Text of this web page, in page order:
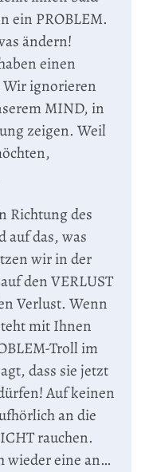
ein PROBLEM.
ändern!
einen
ignorieren
MIND, in
zeigen. Weil
Richtung des
auf das, was
wir in der
den VERLUST
Verlust. Wenn
mit Ihnen
Troll im
dass sie jetzt
Auf keinen
an die
rauchen.
wieder eine an…